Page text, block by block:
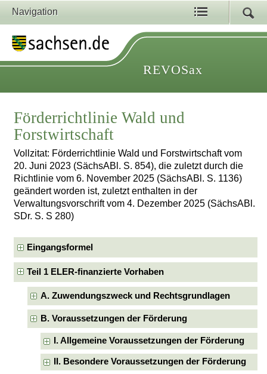
Navigation
REVOSax
Förderrichtlinie Wald und
Forstwirtschaft
Vollzitat: Förderrichtlinie Wald und Forstwirtschaft vom
20. Juni 2023 (SächsABl. S. 854), die zuletzt durch die
Richtlinie vom 6. November 2025 (SächsABl. S. 1136)
geändert worden ist, zuletzt enthalten in der
Verwaltungsvorschrift vom 4. Dezember 2025 (SächsABl.
SDr. S. S 280)
Eingangsformel
Teil 1 ELER-finanzierte Vorhaben
A. Zuwendungszweck und Rechtsgrundlagen
B. Voraussetzungen der Förderung
I. Allgemeine Voraussetzungen der Förderung
II. Besondere Voraussetzungen der Förderung